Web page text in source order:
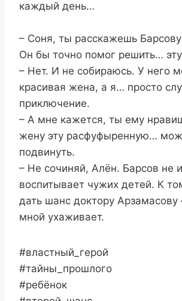
каждый день…
– Соня, ты расскажешь
Он бы точно помог решить…
– Нет. И не собираюсь. У него
красивая жена, а я… просто
приключение.
– А мне кажется, ты ему
жену эту расфуфыренную…
подвинуть.
– Не сочиняй, Алён. Барсов не
воспитывает чужих детей. К
дать шанс доктору Арзамасову
мной ухаживает.
#властный_герой
#тайны_прошлого
#ребёнок